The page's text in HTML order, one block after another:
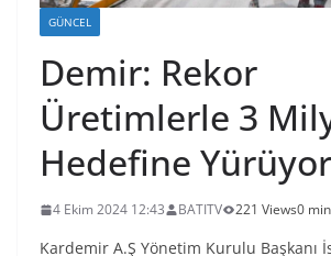
GÜNCEL
Demir: Rekor
Üretimlerle 3
Hedefine
4 Ekim 2024 12:43 BATITV 221 Views0
Kardemir A.Ş Yönetim Kurulu Başkanı